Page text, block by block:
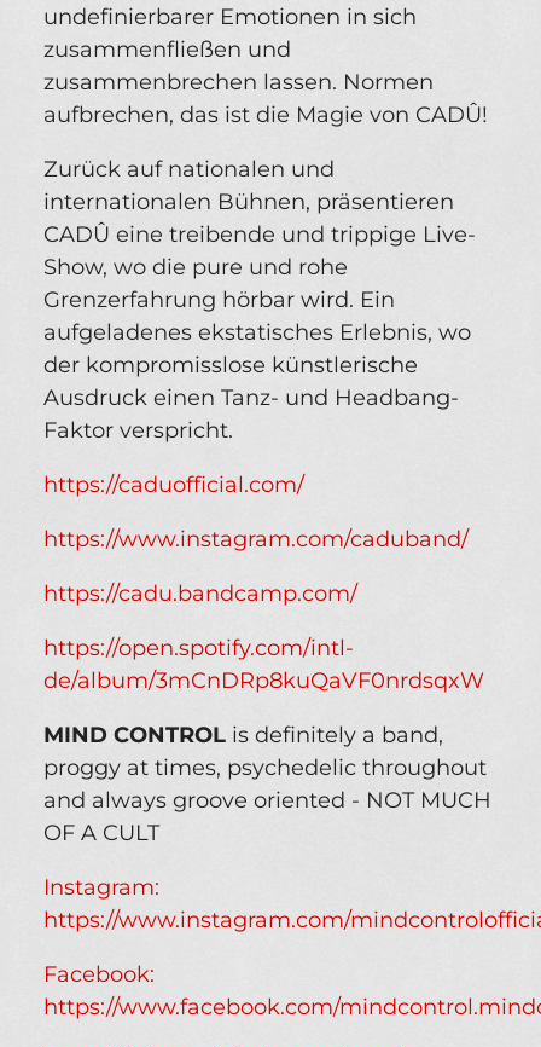
undefinierbarer Emotionen in sich
zusammenfließen und
zusammenbrechen lassen. Normen
aufbrechen, das ist die Magie von CADÛ!
Zurück auf nationalen und
internationalen Bühnen, präsentieren
CADÛ eine treibende und trippige Live-
Show, wo die pure und rohe
Grenzerfahrung hörbar wird. Ein
aufgeladenes ekstatisches Erlebnis, wo
der kompromisslose künstlerische
Ausdruck einen Tanz- und Headbang-
Faktor verspricht.
https://caduofficial.com/
https://www.instagram.com/caduband/
https://cadu.bandcamp.com/
https://open.spotify.com/intl-
de/album/3mCnDRp8kuQaVF0nrdsqxW
MIND CONTROL is definitely a band,
proggy at times, psychedelic throughout
and always groove oriented - NOT MUCH
OF A CULT
Instagram:
https://www.instagram.com/
Facebook:
https://www.facebook.com/